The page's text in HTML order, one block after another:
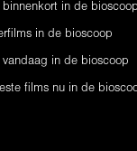
binnenkort in de bioscoop
in de bioscoop
vandaag in de bioscoop
films nu in de